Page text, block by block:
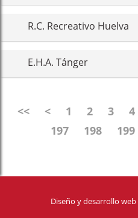
R.C. Recreativo Huelva
E.H.A. Tánger
<< < 1 2 3 4
197
198 199
Diseño y desarrollo web